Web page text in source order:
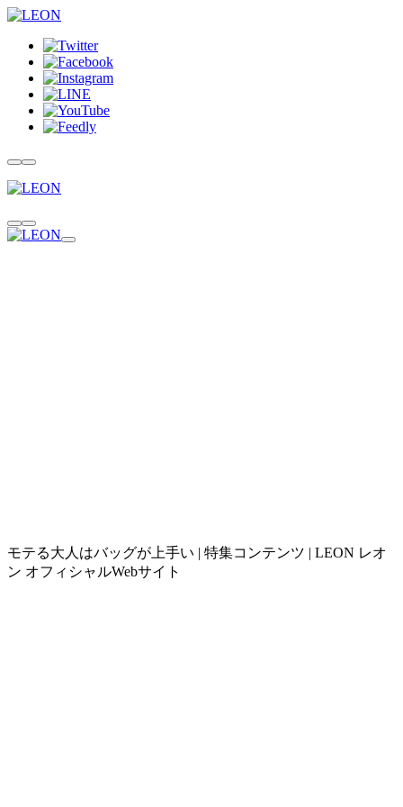
モテる大人はバッグが上手い | 特集コンテンツ | LEON レオ
ン オフィシャルWebサイト